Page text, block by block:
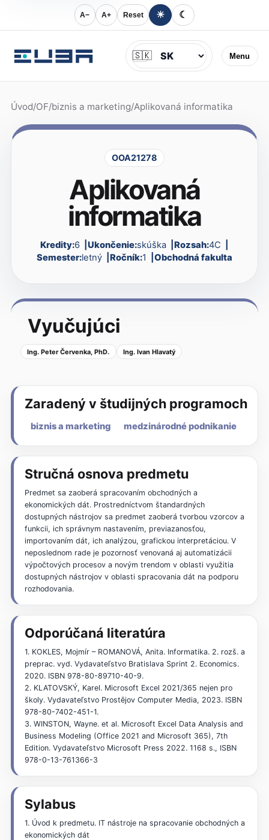
A− A+ Reset ☀ ☾
Menu
Jazyk
🇸🇰
Úvod/OF/biznis a marketing/Aplikovaná informatika
OOA21278
Aplikovaná
informatika
Kredity:6 Ukončenie:skúška Rozsah:4C
Semester:letný Ročník:1 Obchodná fakulta
Vyučujúci
Ing. Peter Červenka, PhD. Ing. Ivan Hlavatý
Zaradený v študijných programoch
biznis a marketing medzinárodné podnikanie
Stručná osnova predmetu
Predmet sa zaoberá spracovaním obchodných a
ekonomických dát. Prostredníctvom štandardných
dostupných nástrojov sa predmet zaoberá tvorbou vzorcov a
funkcii, ich správnym nastavením, previazanosťou,
importovaním dát, ich analýzou, grafickou interpretáciou. V
neposlednom rade je pozornosť venovaná aj automatizácii
výpočtových procesov a novým trendom v oblasti využitia
dostupných nástrojov v oblasti spracovania dát na podporu
rozhodovania.
Odporúčaná literatúra
1. KOKLES, Mojmír – ROMANOVÁ, Anita. Informatika. 2. rozš. a
preprac. vyd. Vydavateľstvo Bratislava Sprint 2. Economics.
2020. ISBN 978-80-89710-40-9.
2. KLATOVSKÝ, Karel. Microsoft Excel 2021/365 nejen pro
školy. Vydavateľstvo Prostějov Computer Media, 2023. ISBN
978-80-7402-451-1.
3. WINSTON, Wayne. et al. Microsoft Excel Data Analysis and
Business Modeling (Office 2021 and Microsoft 365), 7th
Edition. Vydavateľstvo Microsoft Press 2022. 1168 s., ISBN
978-0-13-761366-3
Sylabus
1. Úvod k predmetu. IT nástroje na spracovanie obchodných a
ekonomických dát